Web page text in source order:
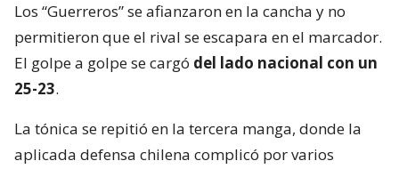
Los “Guerreros” se afianzaron en la cancha y no
permitieron que el rival se escapara en el marcador.
El golpe a golpe se cargó del lado nacional con un
25-23.
La tónica se repitió en la tercera manga, donde la
aplicada defensa chilena complicó por varios